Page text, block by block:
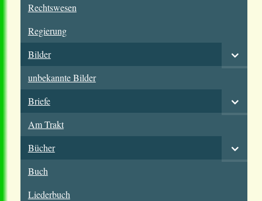
Rechtswesen
Regierung
Bilder
unbekannte Bilder
Briefe
Am Trakt
Bücher
Buch
Liederbuch